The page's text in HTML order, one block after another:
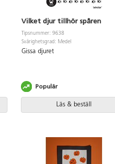
Vilket djur tillhör spåren
Tipsnummer: 9638
Svårighetsgrad: Medel
Gissa djuret
Läs & beställ
Populär